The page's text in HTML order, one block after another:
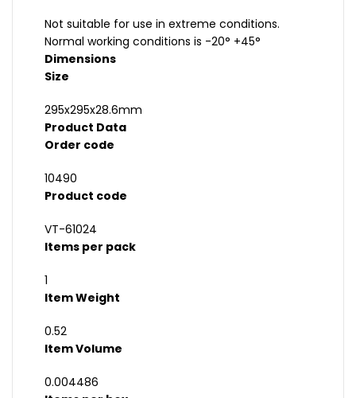
Not suitable for use in extreme conditions.
Normal working conditions is -20° +45°
Dimensions
Size
295x295x28.6mm
Product Data
Order code
10490
Product code
VT-61024
Items per pack
1
Item Weight
0.52
Item Volume
0.004486